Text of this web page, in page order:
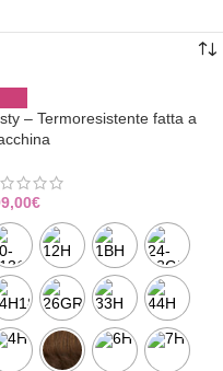
– Termoresistente fatta a
€